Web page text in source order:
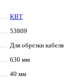
КВТ
53809
Для обрезки кабеля
630 мм
40 мм